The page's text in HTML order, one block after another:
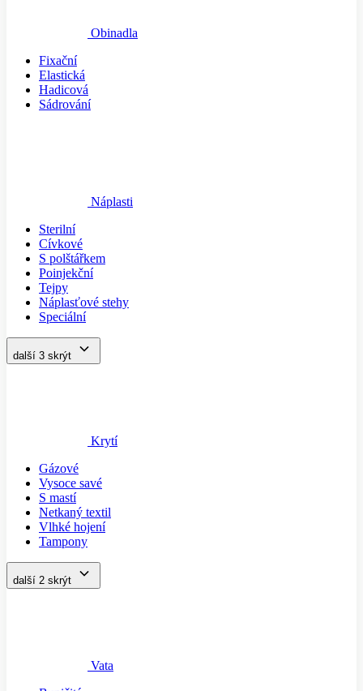
Obinadla
Fixační
Elastická
Hadicová
Sádrování
Náplasti
Sterilní
Cívkové
S polštářkem
Poinjekční
Tejpy
Náplasťové stehy
Speciální
další 3 skrýt
Krytí
Gázové
Vysoce savé
S mastí
Netkaný textil
Vlhké hojení
Tampony
další 2 skrýt
Vata